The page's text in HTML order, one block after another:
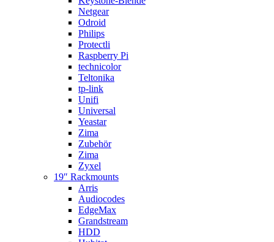
Netgear
Odroid
Philips
Protectli
Raspberry Pi
technicolor
Teltonika
tp-link
Unifi
Universal
Yeastar
Zima
Zubehör
Zima
Zyxel
19″ Rackmounts
Arris
Audiocodes
EdgeMax
Grandstream
HDD